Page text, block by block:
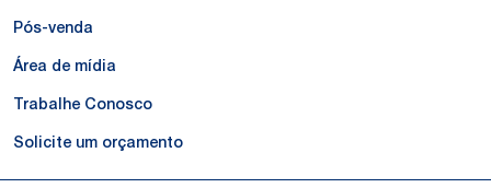
Pós-venda
Área de mídia
Trabalhe Conosco
Solicite um orçamento